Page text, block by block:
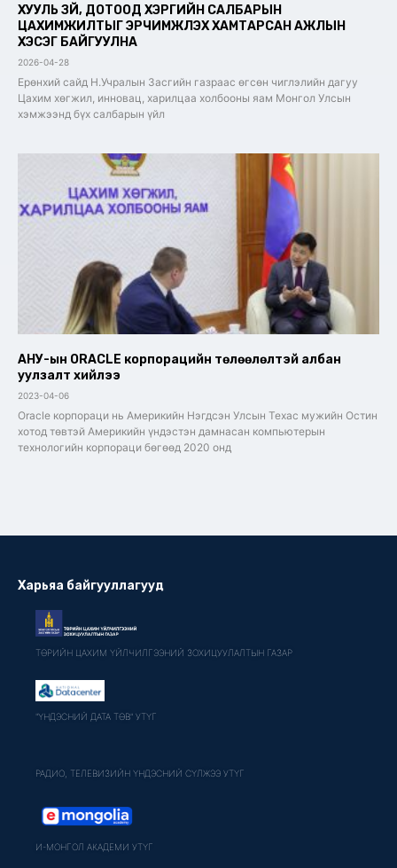
ХУУЛЬ ЗҮЙ, ДОТООД ХЭРГИЙН САЛБАРЫН
ЦАХИМЖИЛТЫГ ЭРЧИМЖҮҮЛЭХ ХАМТАРСАН АЖЛЫН
ХЭСЭГ БАЙГУУЛНА
2026-04-28
Ерөнхий сайд Н.Учралын Засгийн газраас өгсөн чиглэлийн дагуу
Цахим хөгжил, инновац, харилцаа холбооны яам Монгол Улсын
хэмжээнд бүх салбарын үйл
АНУ-ын ORACLE корпорацийн төлөөлөлтэй албан
уулзалт хийлээ
2023-04-06
Oracle корпораци нь Америкийн Нэгдсэн Улсын Техас мужийн Остин
хотод төвтэй Америкийн үндэстэн дамнасан компьютерын
технологийн корпораци бөгөөд 2020 онд
Харьяа байгууллагууд
ТӨРИЙН ЦАХИМ ҮЙЛЧИЛГЭЭНИЙ ЗОХИЦУУЛАЛТЫН ГАЗАР
"ҮНДЭСНИЙ ДАТА ТӨВ" УТҮГ
РАДИО, ТЕЛЕВИЗИЙН ҮНДЭСНИЙ СҮЛЖЭЭ УТҮГ
И-МОНГОЛ АКАДЕМИ УТҮГ